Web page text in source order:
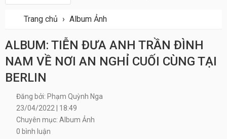
Trang chủ › Album Ảnh
ALBUM: TIỄN ĐƯA ANH TRẦN ĐÌNH
NAM VỀ NƠI AN NGHỈ CUỐI CÙNG TẠI
BERLIN
Đăng bởi: Phạm Quỳnh Nga
23/04/2022 | 18:49
Chuyên mục: Album Ảnh
0 bình luận